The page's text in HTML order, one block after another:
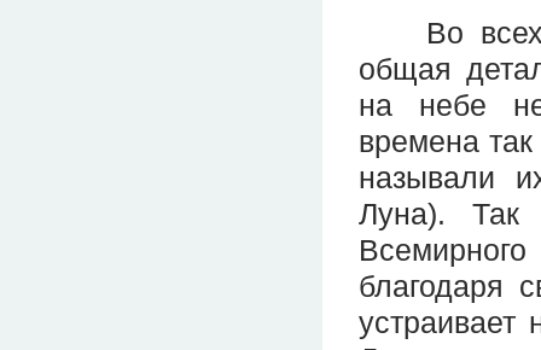
Во всех
общая
на небе
времена
называли
Луна). Так
благодаря